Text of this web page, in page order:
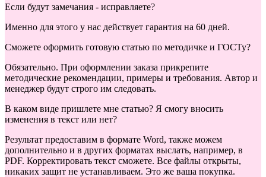
Если будут замечания - исправляете?
Именно для этого у нас действует гарантия на 60 дней.
Сможете оформить готовую статью по методичке и ГОСТу?
Обязательно. При оформлении заказа прикрепите
методические рекомендации, примеры и требования. Автор и
менеджер будут строго им следовать.
В каком виде пришлете мне статью? Я смогу вносить
изменения в текст или нет?
Результат предоставим в формате Word, также можем
дополнительно и в других форматах выслать, например, в
PDF. Корректировать текст сможете. Все файлы открыты,
никаких защит не устанавливаем. Это же ваша покупка.